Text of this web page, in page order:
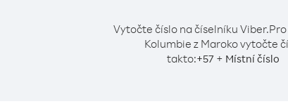
Vytočte číslo na číselníku Viber.
Kolumbie z Maroko vytočte
takto:+57 + Místní číslo